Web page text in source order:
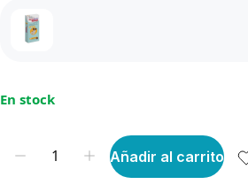
En stock
Añadir al carrito